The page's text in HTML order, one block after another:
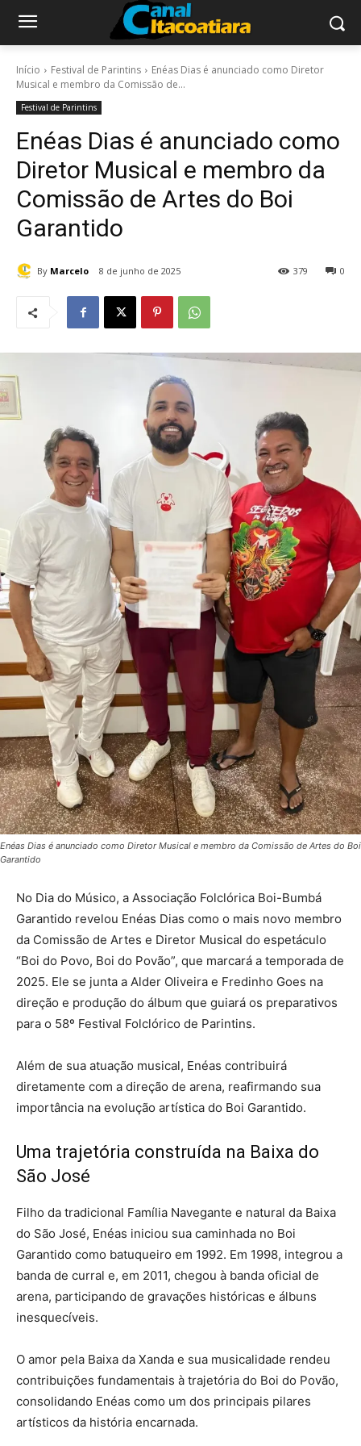
Início Festival de Parintins
Enéas Dias é anunciado como Diretor
Musical e membro da Comissão de...
Festival de Parintins
Enéas Dias é anunciado como
Diretor Musical e membro da
Comissão de Artes do Boi
Garantido
By Marcelo 8 de junho de 2025 0
379
Enéas Dias é anunciado como Diretor Musical e membro da Comissão de Artes do Boi
Garantido
No Dia do Músico, a Associação Folclórica Boi-Bumbá
Garantido revelou Enéas Dias como o mais novo membro
da Comissão de Artes e Diretor Musical do espetáculo
“Boi do Povo, Boi do Povão”, que marcará a temporada de
2025. Ele se junta a Alder Oliveira e Fredinho Goes na
direção e produção do álbum que guiará os preparativos
para o 58º Festival Folclórico de Parintins.
Além de sua atuação musical, Enéas contribuirá
diretamente com a direção de arena, reafirmando sua
importância na evolução artística do Boi Garantido.
Uma trajetória construída na Baixa do
São José
Filho da tradicional Família Navegante e natural da Baixa
do São José, Enéas iniciou sua caminhada no Boi
Garantido como batuqueiro em 1992. Em 1998, integrou a
banda de curral e, em 2011, chegou à banda oficial de
arena, participando de gravações históricas e álbuns
inesquecíveis.
O amor pela Baixa da Xanda e sua musicalidade rendeu
contribuições fundamentais à trajetória do Boi do Povão,
consolidando Enéas como um dos principais pilares
artísticos da história encarnada.